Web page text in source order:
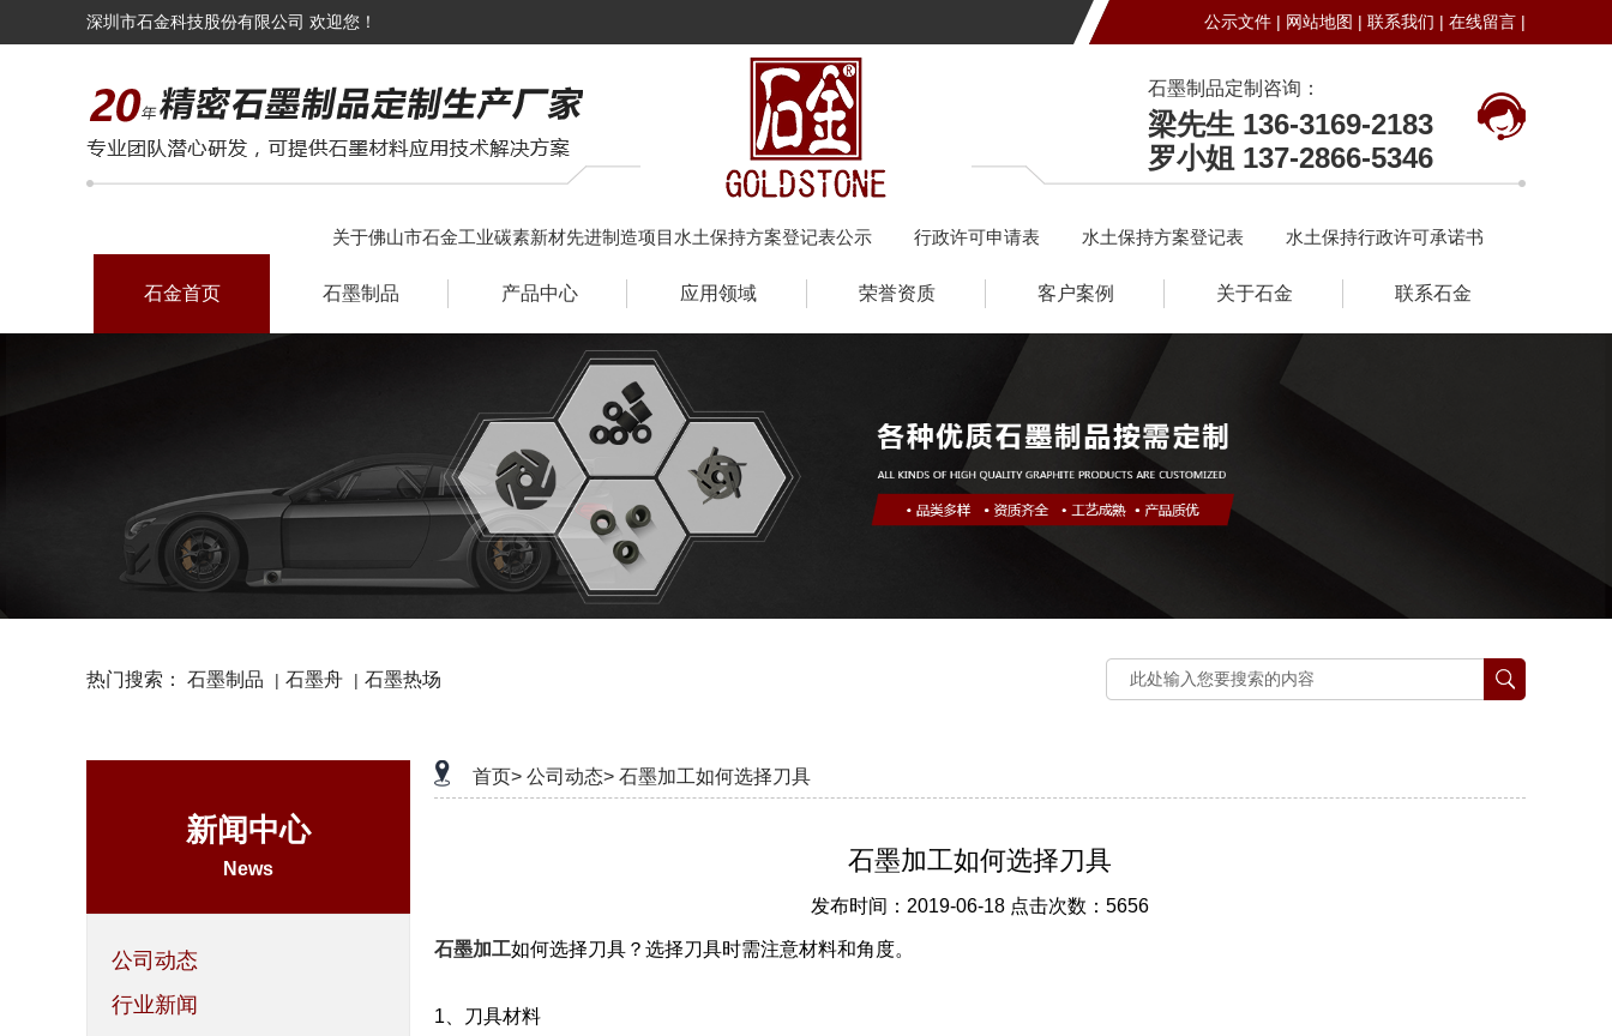
深圳市石金科技股份有限公司 欢迎您！ 公示文件 | 网站地图 | 联系我们 | 在线留言 |
石墨制品定制咨询：
梁先生 136-3169-2183
罗小姐 137-2866-5346
水土保持行政许可承诺书
水土保持方案登记表
行政许可申请表
关于佛山市石金工业碳素新材先进制造项目水土保持方案登记表公示
石金首页 石墨制品 产品中心 应用领域 荣誉资质 客户案例 关于石金 联系石金
热门搜索： 石墨制品 | 石墨舟 | 石墨热场
新闻中心
News
公司动态
行业新闻
首页> 公司动态> 石墨加工如何选择刀具
石墨加工如何选择刀具
发布时间：2019-06-18 点击次数：5656
石墨加工如何选择刀具？选择刀具时需注意材料和角度。
1、刀具材料